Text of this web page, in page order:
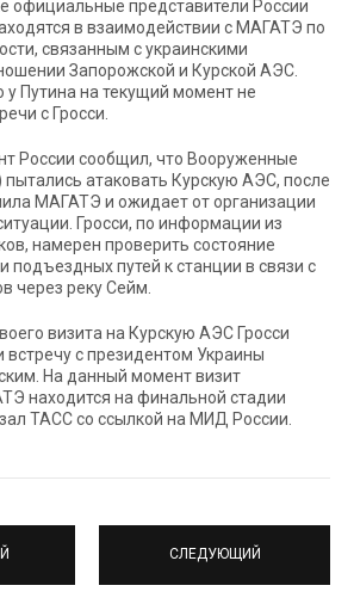
официальные представители России
в взаимодействии с МАГАТЭ по
связанным с украинскими
Запорожской и Курской АЭС.
у Путина на текущий момент не
с Гросси.
России сообщил, что Вооруженные
атаковать Курскую АЭС, после
МАГАТЭ и ожидает от организации
Гросси, по информации из
намерен проверить состояние
подъездных путей к станции в связи с
через реку Сейм.
визита на Курскую АЭС Гросси
встречу с президентом Украины
На данный момент визит
находится на финальной стадии
ТАСС со ссылкой на МИД России.
СЛЕДУЮЩИЙ